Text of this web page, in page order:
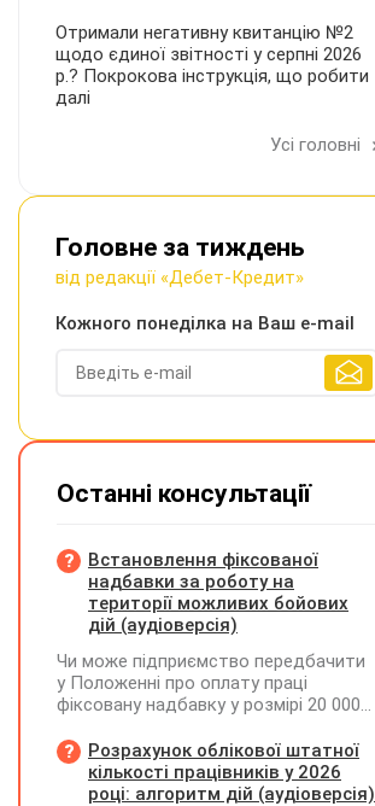
Отримали негативну квитанцію №2
щодо єдиної звітності у серпні 2026
р.? Покрокова інструкція, що робити
далі
Усі головні
Головне за тиждень
від редакції «Дебет-Кредит»
Кожного понеділка на Ваш e-mail
Останні консультації
Встановлення фіксованої
надбавки за роботу на
території можливих бойових
дій (аудіоверсія)
Чи може підприємство передбачити
у Положенні про оплату праці
фіксовану надбавку у розмірі 20 000
бойових дій, якщо для окремих
посад вона перевищуватиме 50%
посадового окладу?
Розрахунок облікової штатної
кількості працівників у 2026
році: алгоритм дій (аудіоверсія)